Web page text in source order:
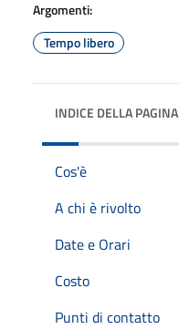
Argomenti:
Tempo libero
INDICE DELLA PAGINA
Cos'è
A chi è rivolto
Date e Orari
Costo
Punti di contatto